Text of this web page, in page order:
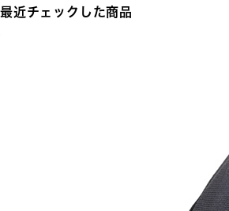
最近チェックした商品